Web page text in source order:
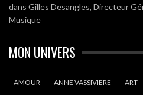
dans Gilles Desangles, Directeur
Musique
MON UNIVERS
AMOUR ANNE VASSIVIERE ART